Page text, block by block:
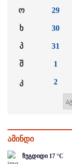
ო
ხ
პ
შ
კ
29
30
31
1
2
ამინდი
ზუგდიდი 17 °C